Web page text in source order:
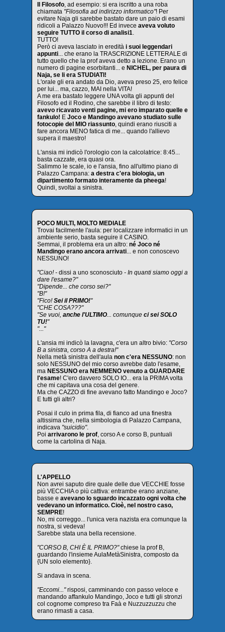
Il Filosofo , ad esempio: si era iscritto a una roba
chiamata "Filosofia ad indirizzo informatico"! Per
evitare Naja gli sarebbe bastato dare un paio di esami
ridicoli a Palazzo Nuovo!!! Ed invece aveva voluto
seguire TUTTO il corso di analisi1
TUTTO!
Però ci aveva lasciato in eredità i suoi leggendari
appunti ... che erano la TRASCRIZIONE LETTERALE di
tutto quello che la prof aveva detto a lezione. Erano un
numero di pagine esorbitanti... e NICHEL, per paura di
Naja, se li era STUDIATI!
L'orale gli era andato da Dio, aveva preso 25, ero felice
per lui... ma, cazzo, MAI nella VITA!
A me era bastato leggere UNA volta gli appunti del
Filosofo ed il Rodino, che sarebbe il libro di testo:
avevo ricavato venti pagine, mi ero imparato quelle e
fankulo! E Joco e Mandingo avevano studiato sulle
fotocopie del MIO riassunto , quindi erano riusciti a
fare ancora MENO fatica di me... quando l'allievo
supera il maestro!
L'ansia mi indicò l'orologio con la calcolatrice: 8:45...
basta cazzate, era quasi ora.
Salimmo le scale, io e l'ansia, fino all'ultimo piano di
Palazzo Campana: a destra c'era biologia, un
dipartimento formato interamente da pheega!
Quindi, svoltai a sinistra.
POCO MULTI, MOLTO MEDIALE
Trovai facilmente l'aula: per localizzare informatici in un
ambiente serio, basta seguire il CASINO.
Semmai, il problema era un altro: né Joco né
Mandingo erano ancora arrivati ... e non conoscevo
NESSUNO!
"Ciao! - dissi a uno sconosciuto - In quanti siamo oggi a
dare l'esame?"
"Dipende... che corso sei?"
"B!"
"Fico!Sei il PRIMO!"
"CHE COSA???"
"Se vuoi, anche l'ULTIMO ... comunque ci sei SOLO
TU!"
"..."
L'ansia mi indicò la lavagna, c'era un altro bivio: "Corso
B a sinistra, corso A a destra!"
Nella metà sinistra dell'aula non c'era NESSUNO: non
solo NESSUNO del mio corso avrebbe dato l'esame,
ma NESSUNO era NEMMENO venuto a GUARDARE
l'esame! C'ero davvero SOLO IO... era la PRIMA volta
che mi capitava una cosa del genere.
Ma che CAZZO di fine avevano fatto Mandingo e Joco?
E tutti gli altri?
Posai il culo in prima fila, di fianco ad una finestra
altissima che, nella simbologia di Palazzo Campana,
indicava "suicidio".
Poi arrivarono le prof , corso A e corso B, puntuali
come la cartolina di Naja.
L'APPELLO
Non avrei saputo dire quale delle due VECCHIE fosse
più VECCHIA o più cattiva: entrambe erano anziane,
basse e avevano lo sguardo incazzato ogni volta che
vedevano un informatico. Cioè, nel nostro caso,
SEMPRE!
No, mi correggo... l'unica vera nazista era comunque la
nostra, si vedeva!
Sarebbe stata una bella recensione.
"CORSO B, CHI È IL PRIMO?"chiese la prof B,
guardando l'insieme AulaMetàSinistra, composto da
{UN solo elemento}.
Si andava in scena.
"Eccomi..."risposi, camminando con passo veloce e
mandando affankulo Mandingo, Joco e tutti gli stronzi
col cognome compreso tra Faà e Nuzzuzzuzzu che
erano rimasti a casa.